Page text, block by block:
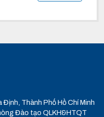
Thành Phố Hồ Chí Minh
Đào tạo QLKH&HTQT